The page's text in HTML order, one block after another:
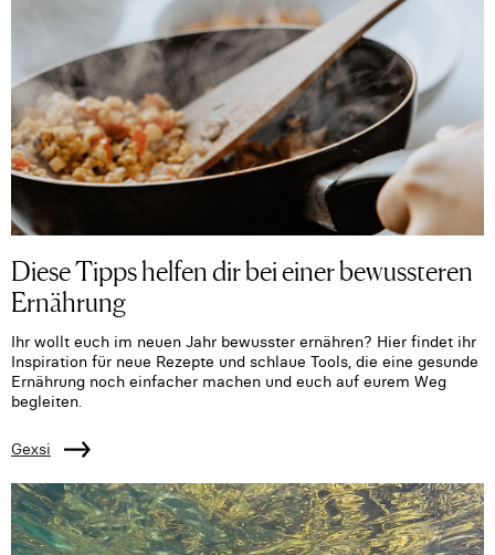
Diese Tipps helfen dir bei einer bewussteren
Ernährung
Ihr wollt euch im neuen Jahr bewusster ernähren? Hier findet ihr
Inspiration für neue Rezepte und schlaue Tools, die eine gesunde
Ernährung noch einfacher machen und euch auf eurem Weg
begleiten.
Gexsi